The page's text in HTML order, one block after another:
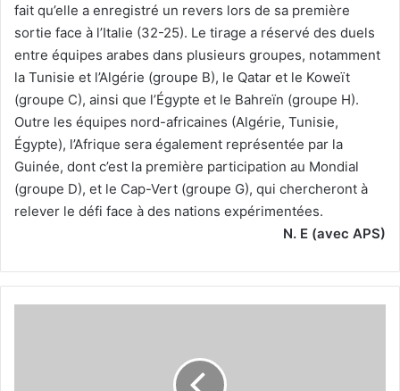
fait qu’elle a enregistré un revers lors de sa première
sortie face à l’Italie (32-25). Le tirage a réservé des duels
entre équipes arabes dans plusieurs groupes, notamment
la Tunisie et l’Algérie (groupe B), le Qatar et le Koweït
(groupe C), ainsi que l’Égypte et le Bahreïn (groupe H).
Outre les équipes nord-africaines (Algérie, Tunisie,
Égypte), l’Afrique sera également représentée par la
Guinée, dont c’est la première participation au Mondial
(groupe D), et le Cap-Vert (groupe G), qui chercheront à
relever le défi face à des nations expérimentées.
N. E (avec APS)